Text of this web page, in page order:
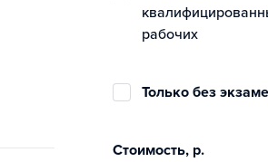
рабочих
Только без
Стоимость, р.